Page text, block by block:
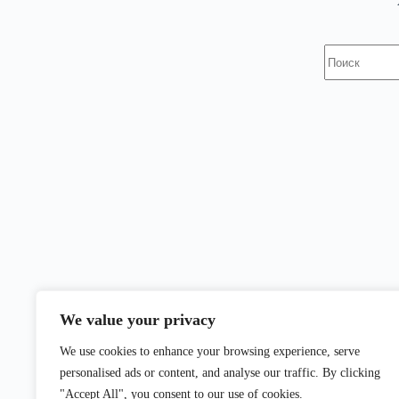
We value your privacy
We use cookies to enhance your browsing experience, serve
personalised ads or content, and analyse our traffic. By clicking
"Accept All", you consent to our use of cookies.
не
найдено